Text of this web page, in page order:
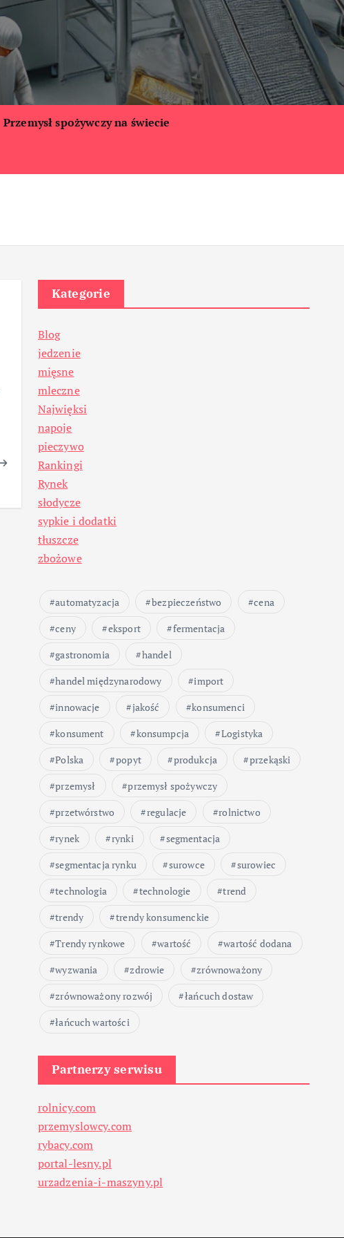
Przemysł spożywczy na świecie
Kategorie
Blog
jedzenie
mięsne
mleczne
Najwięksi
napoje
pieczywo
Rankingi
Rynek
słodycze
sypkie i dodatki
tłuszcze
zbożowe
automatyzacja bezpieczeństwo
cena
ceny
eksport
fermentacja
gastronomia
handel
handel międzynarodowy
import
innowacje
jakość
konsumenci
konsument
konsumpcja
Logistyka
Polska
popyt produkcja
przekąski
przemysł
przemysł spożywczy
przetwórstwo
regulacje
rolnictwo
rynek
rynki
segmentacja
segmentacja rynku
surowce
surowiec
technologia
technologie
trend
trendy
trendy konsumenckie
Trendy rynkowe
wartość
wartość dodana
wyzwania
zdrowie
zrównoważony
zrównoważony rozwój
łańcuch dostaw
łańcuch wartości
Partnerzy serwisu
rolnicy.com
przemyslowcy.com
rybacy.com
portal-lesny.pl
urzadzenia-i-maszyny.pl